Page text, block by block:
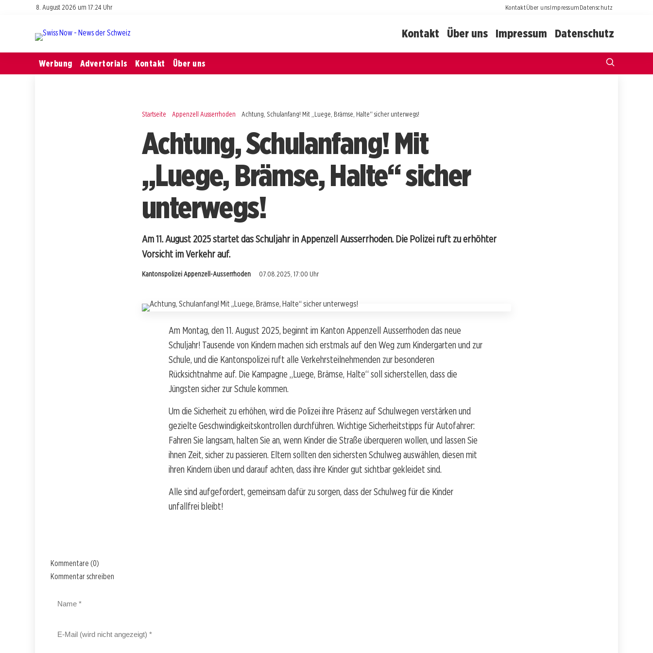
8. August 2026 um 17:24 Uhr KontaktÜber unsImpressumDatenschutz
Kontakt Über uns Impressum Datenschutz
Werbung Advertorials Kontakt Über uns
Startseite Appenzell Ausserrhoden Achtung, Schulanfang! Mit „Luege, Brämse, Halte“ sicher unterwegs!
Achtung, Schulanfang! Mit
„Luege, Brämse, Halte“ sicher
unterwegs!
Am 11. August 2025 startet das Schuljahr in Appenzell Ausserrhoden. Die Polizei ruft zu erhöhter
Vorsicht im Verkehr auf.
Kantonspolizei Appenzell-Ausserrhoden 07.08.2025, 17:00 Uhr
Am Montag, den 11. August 2025, beginnt im Kanton Appenzell Ausserrhoden das neue
Schuljahr! Tausende von Kindern machen sich erstmals auf den Weg zum Kindergarten und zur
Schule, und die Kantonspolizei ruft alle Verkehrsteilnehmenden zur besonderen
Rücksichtnahme auf. Die Kampagne „Luege, Brämse, Halte“ soll sicherstellen, dass die
Jüngsten sicher zur Schule kommen.
Um die Sicherheit zu erhöhen, wird die Polizei ihre Präsenz auf Schulwegen verstärken und
gezielte Geschwindigkeitskontrollen durchführen. Wichtige Sicherheitstipps für Autofahrer:
Fahren Sie langsam, halten Sie an, wenn Kinder die Straße überqueren wollen, und lassen Sie
ihnen Zeit, sicher zu passieren. Eltern sollten den sichersten Schulweg auswählen, diesen mit
ihren Kindern üben und darauf achten, dass ihre Kinder gut sichtbar gekleidet sind.
Alle sind aufgefordert, gemeinsam dafür zu sorgen, dass der Schulweg für die Kinder
unfallfrei bleibt!
Kommentare (0)
Kommentar schreiben